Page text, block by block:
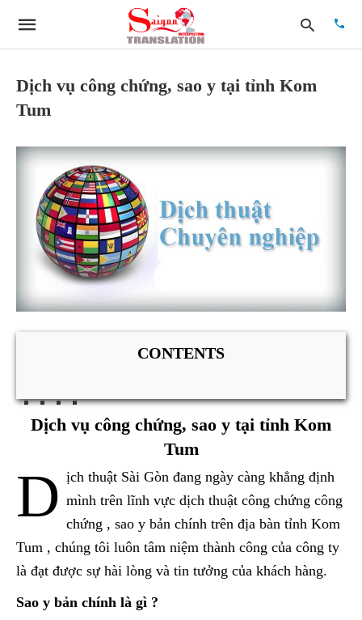
Dịch vụ công chứng, sao y tại tỉnh Kom
Tum
CONTENTS
Dịch vụ công chứng, sao y tại tỉnh Kom
Tum
D ịch thuật Sài Gòn đang ngày càng khẳng định
mình trên lĩnh vực dịch thuật công chứng công
chứng , sao y bản chính trên địa bàn tỉnh Kom
Tum , chúng tôi luôn tâm niệm thành công của công ty
là đạt được sự hài lòng và tin tưởng của khách hàng.
Sao y bản chính là gì ?